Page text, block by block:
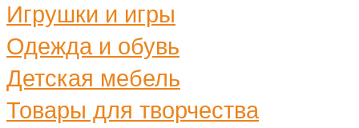
Игрушки и игры
Одежда и обувь
Детская мебель
Товары для творчества